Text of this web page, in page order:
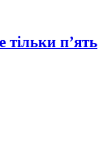
тільки п’ять